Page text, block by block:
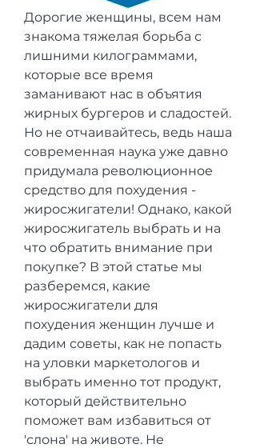
Дорогие женщины, всем нам
знакома тяжелая борьба с
лишними килограммами,
которые все время
заманивают нас в объятия
жирных бургеров и сладостей.
Но не отчаивайтесь, ведь наша
современная наука уже давно
придумала революционное
средство для похудения -
жиросжигатели! Однако, какой
жиросжигатель выбрать и на
что обратить внимание при
покупке? В этой статье мы
разберемся, какие
жиросжигатели для
похудения женщин лучше и
дадим советы, как не попасть
на уловки маркетологов и
выбрать именно тот продукт,
который действительно
поможет вам избавиться от
'слона' на животе. Не